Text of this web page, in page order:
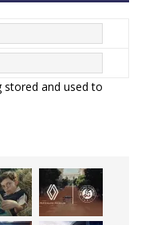
stored and used to